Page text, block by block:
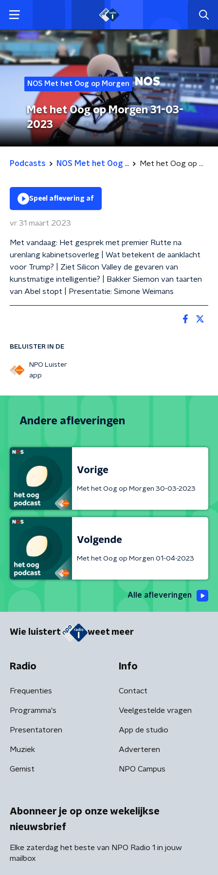
NOS Met het Oog op Morgen
Met het Oog op Morgen 31-03-
2023
Podcasts NOS Met het Oog ... Met het Oog op Morgen 31-03-2023
BELUISTER IN DE
NPO Luister
app
Speel aflevering af
vr 31 maart 2023
Met vandaag: Het gesprek met premier Rutte na
urenlang kabinetsoverleg | Wat betekent de aanklacht
voor Trump? | Ziet Silicon Valley de gevaren van
kunstmatige intelligentie? | Bakker Siemon van taarten
van Abel stopt | Presentatie: Simone Weimans
Andere afleveringen
Vorige
Met het Oog op Morgen 30-03-2023
Volgende
Met het Oog op Morgen 01-04-2023
Alle afleveringen
Wie luistert weet meer
Radio
Frequenties
Programma's
Presentatoren
Muziek
Gemist
Info
Contact
Veelgestelde vragen
App de studio
Adverteren
NPO Campus
Abonneer je op onze wekelijkse
nieuwsbrief
Elke zaterdag het beste van NPO Radio 1 in jouw
mailbox